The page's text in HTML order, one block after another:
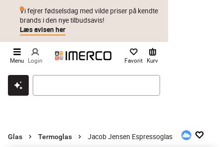
Klik & hent Byt i 1 år Prismatch
Vi fejrer fødselsdag med vilde priser på kendte
brands i den nye tilbudsavis!
Læs avisen her
Menu Login Favorit Kurv
Glas Termoglas Jacob Jensen Espressoglas